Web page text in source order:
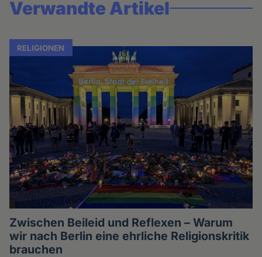
Verwandte Artikel
RELIGIONEN
Zwischen Beileid und Reflexen – Warum
wir nach Berlin eine ehrliche Religionskritik
brauchen